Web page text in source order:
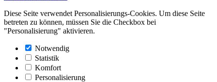
Diese Seite verwendet Personalisierungs-Cookies. Um diese Seite
betreten zu können, müssen Sie die Checkbox bei
"Personalisierung" aktivieren.
Notwendig
Statistik
Komfort
Personalisierung